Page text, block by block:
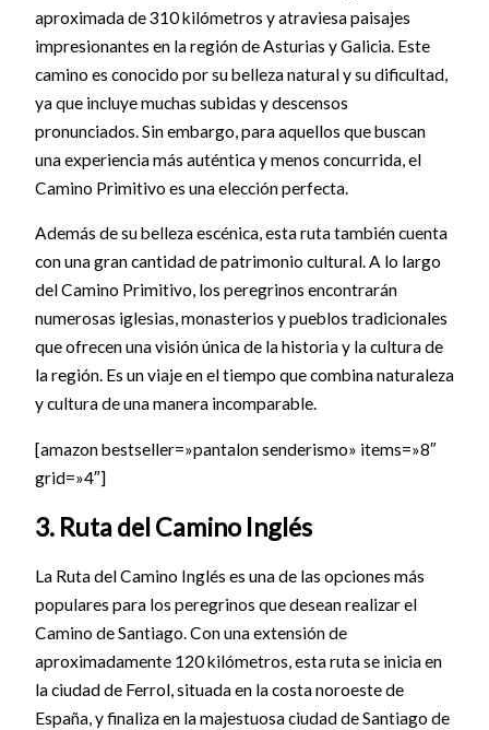
aproximada de 310 kilómetros y atraviesa paisajes
impresionantes en la región de Asturias y Galicia. Este
camino es conocido por su belleza natural y su dificultad,
ya que incluye muchas subidas y descensos
pronunciados. Sin embargo, para aquellos que buscan
una experiencia más auténtica y menos concurrida, el
Camino Primitivo es una elección perfecta.
Además de su belleza escénica, esta ruta también cuenta
con una gran cantidad de patrimonio cultural. A lo largo
del Camino Primitivo, los peregrinos encontrarán
numerosas iglesias, monasterios y pueblos tradicionales
que ofrecen una visión única de la historia y la cultura de
la región. Es un viaje en el tiempo que combina naturaleza
y cultura de una manera incomparable.
[amazon bestseller=»pantalon senderismo» items=»8″
grid=»4″]
3. Ruta del Camino Inglés
La Ruta del Camino Inglés es una de las opciones más
populares para los peregrinos que desean realizar el
Camino de Santiago. Con una extensión de
aproximadamente 120 kilómetros, esta ruta se inicia en
la ciudad de Ferrol, situada en la costa noroeste de
España, y finaliza en la majestuosa ciudad de Santiago de